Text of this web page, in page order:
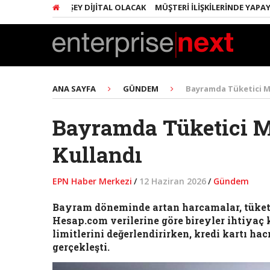
HER ŞEY DIJITAL OLACAK MÜŞTERI İLIŞKILERINDE YAPAY
ANA SAYFA GÜNDEM Bayramda Tüketici
Bayramda Tüketici
Kullandı
EPN Haber Merkezi / 12 Haziran 2026/ Gündem
Bayram döneminde artan harcamalar,
Hesap.com verilerine göre bireyler
limitlerini değerlendirirken, kredi kartı
gerçekleşti.